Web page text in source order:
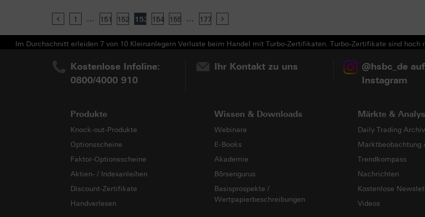
Previous
1 ... 151 152 153 154 155 ... 177
Im Durchschnitt erleiden 7 von 10 Kleinanlegern Verluste beim Handel mit Turbo-Zertifikaten. Turbo-Zertifikate sind
Kostenlose Infoline:
0800/4000 910
Ihr Kontakt zu uns
@hsbc_de auf
Instagram
Produkte
Knock-out-Produkte
Optionsscheine
Faktor-Optionsscheine
Aktien- / Indexanleihen
Discount-Zertifikate
Handverlesen
Wissen & Downloads
Webinare
E-Books
Akademie
Börsengurus
Basisprospekte /
Wertpapierbeschreibungen
Märkte &
Daily Trading Archiv
Marktbeobachtung
Trendkompass
Nachrichten
Kostenlose
Videos